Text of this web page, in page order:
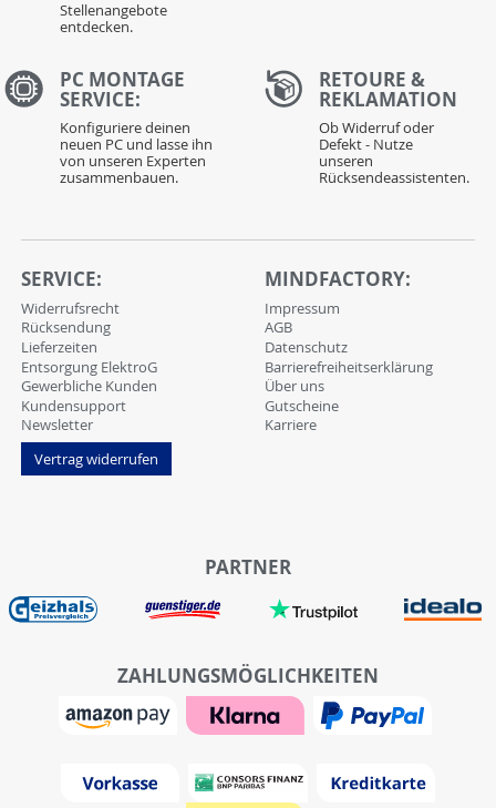
Stellenangebote
entdecken.
PC MONTAGE
SERVICE:
Konfiguriere deinen
neuen PC und lasse ihn
von unseren Experten
zusammenbauen.
RETOURE &
REKLAMATION
Ob Widerruf oder
Defekt - Nutze
unseren
Rücksendeassistenten.
SERVICE:
Widerrufsrecht
Rücksendung
Lieferzeiten
Entsorgung ElektroG
Gewerbliche Kunden
Kundensupport
Newsletter
Vertrag widerrufen
MINDFACTORY:
Impressum
AGB
Datenschutz
Barrierefreiheitserklärung
Über uns
Gutscheine
Karriere
PARTNER
ZAHLUNGSMÖGLICHKEITEN